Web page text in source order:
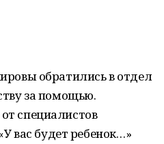
обратились в отдел
за помощью.
специалистов
вас будет ребенок…»